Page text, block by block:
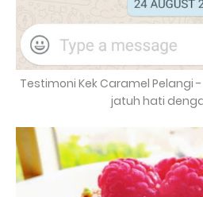
Testimoni Kek Caramel Pelangi
jatuh hati